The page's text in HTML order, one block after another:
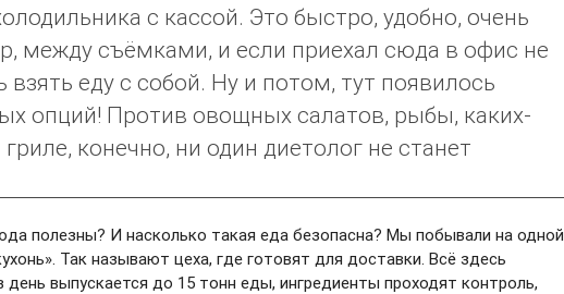
с кассой. Это быстро, удобно, очень
между съёмками, и если приехал сюда в офис не
еду с собой. Ну и потом, тут появилось
опций! Против овощных салатов, рыбы, каких-
конечно, ни один диетолог не станет
полезны? И насколько такая еда безопасна? Мы побывали на одной
Так называют цеха, где готовят для доставки. Всё здесь
день выпускается до 15 тонн еды, ингредиенты проходят контроль,